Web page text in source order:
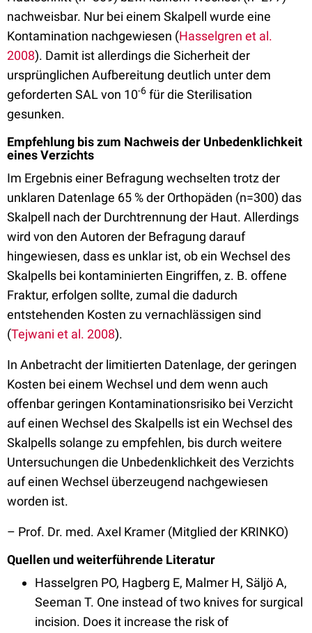
nachweisbar. Nur bei einem Skalpell wurde eine
Kontamination nachgewiesen (Hasselgren et al.
2008). Damit ist allerdings die Sicherheit der
ursprünglichen Aufbereitung deutlich unter dem
geforderten SAL von 10-6 für die Sterilisation
gesunken.
Empfehlung bis zum Nachweis der Unbedenklichkeit
eines Verzichts
Im Ergebnis einer Befragung wechselten trotz der
unklaren Datenlage 65 % der Orthopäden (n=300) das
Skalpell nach der Durchtrennung der Haut. Allerdings
wird von den Autoren der Befragung darauf
hingewiesen, dass es unklar ist, ob ein Wechsel des
Skalpells bei kontaminierten Eingriffen, z. B. offene
Fraktur, erfolgen sollte, zumal die dadurch
entstehenden Kosten zu vernachlässigen sind
(Tejwani et al. 2008).
In Anbetracht der limitierten Datenlage, der geringen
Kosten bei einem Wechsel und dem wenn auch
offenbar geringen Kontaminationsrisiko bei Verzicht
auf einen Wechsel des Skalpells ist ein Wechsel des
Skalpells solange zu empfehlen, bis durch weitere
Untersuchungen die Unbedenklichkeit des Verzichts
auf einen Wechsel überzeugend nachgewiesen
worden ist.
– Prof. Dr. med. Axel Kramer (Mitglied der KRINKO)
Quellen und weiterführende Literatur
Hasselgren PO, Hagberg E, Malmer H, Säljö A,
Seeman T. One instead of two knives for surgical
incision. Does it increase the risk of